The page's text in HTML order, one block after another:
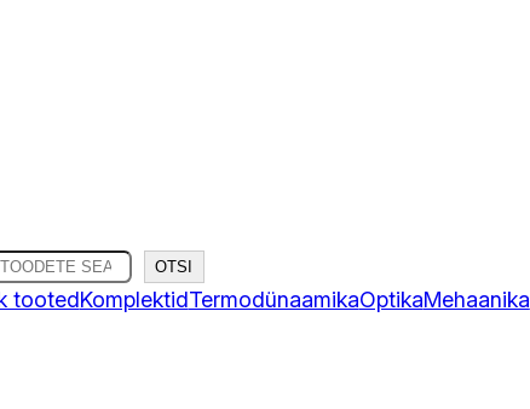
OTSI
tootedKomplektidTermodünaamikaOptikaMehaanika